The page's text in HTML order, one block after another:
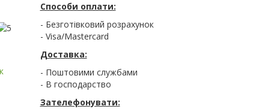
Способи оплати:
- Безготівковий розрахунок
- Visa/Mastercard
Доставка:
- Поштовими службами
- В господарство
Зателефонувати: